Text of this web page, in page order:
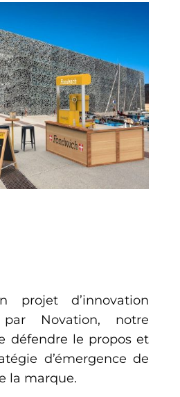
projet d’innovation
par Novation, notre
défendre le propos et
d’émergence de
la marque.